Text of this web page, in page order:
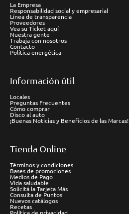
La Empresa
Responsabilidad social y empresarial
Línea de transparencia
Proveedores
Vea su Ticket aquí
Nuestra gente
Trabaja con nosotros
Contacto
Política energética
Información útil
Locales
Preguntas Frecuentes
Cómo comprar
Disco al auto
¡Buenas Noticias y Beneficios de las Marcas!
Tienda Online
Términos y condiciones
Bases de promociones
Medios de Pago
Vida saludable
Solicitá la Tarjeta Más
Consulta de Puntos
Nuevos catálogos
Recetas